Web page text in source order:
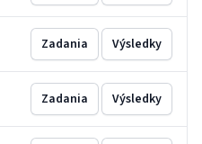
Zadania Výsledky
Zadania Výsledky